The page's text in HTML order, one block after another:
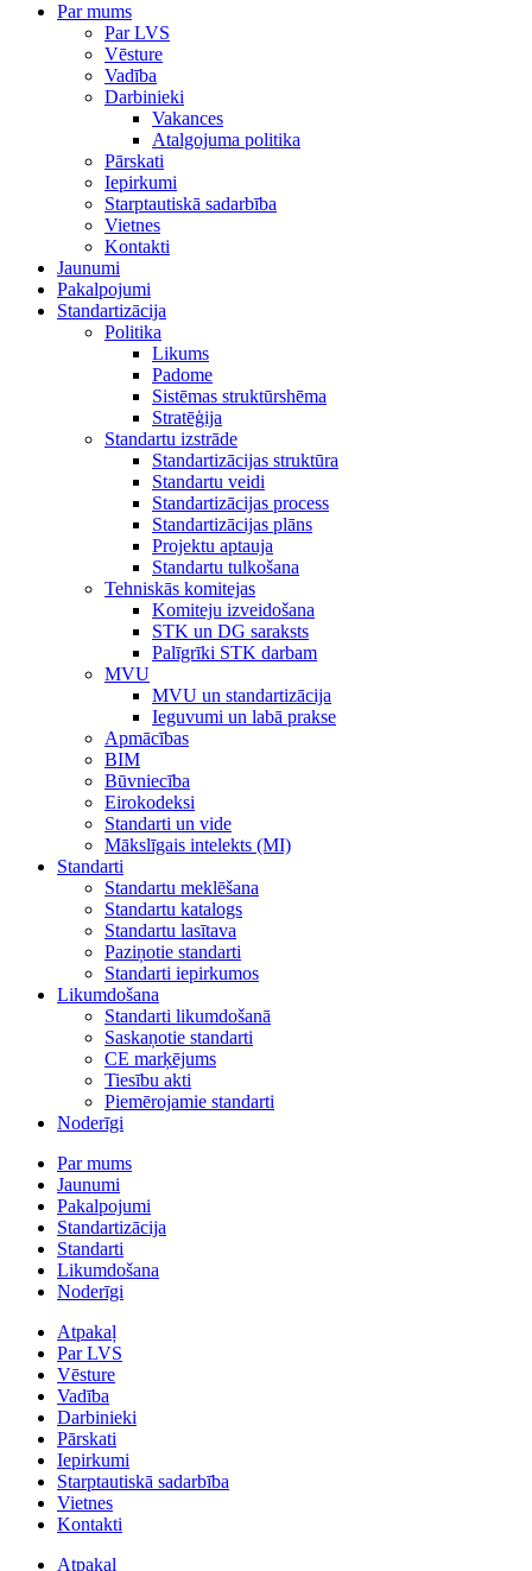
Par mums
Par LVS
Vēsture
Vadība
Darbinieki
Vakances
Atalgojuma politika
Pārskati
Iepirkumi
Starptautiskā sadarbība
Vietnes
Kontakti
Jaunumi
Pakalpojumi
Standartizācija
Politika
Likums
Padome
Sistēmas struktūrshēma
Stratēģija
Standartu izstrāde
Standartizācijas struktūra
Standartu veidi
Standartizācijas process
Standartizācijas plāns
Projektu aptauja
Standartu tulkošana
Tehniskās komitejas
Komiteju izveidošana
STK un DG saraksts
Palīgrīki STK darbam
MVU
MVU un standartizācija
Ieguvumi un labā prakse
Apmācības
BIM
Būvniecība
Eirokodeksi
Standarti un vide
Mākslīgais intelekts (MI)
Standarti
Standartu meklēšana
Standartu katalogs
Standartu lasītava
Paziņotie standarti
Standarti iepirkumos
Likumdošana
Standarti likumdošanā
Saskaņotie standarti
CE marķējums
Tiesību akti
Piemērojamie standarti
Noderīgi
Par mums
Jaunumi
Pakalpojumi
Standartizācija
Standarti
Likumdošana
Noderīgi
Atpakaļ
Par LVS
Vēsture
Vadība
Darbinieki
Pārskati
Iepirkumi
Starptautiskā sadarbība
Vietnes
Kontakti
Atpakaļ